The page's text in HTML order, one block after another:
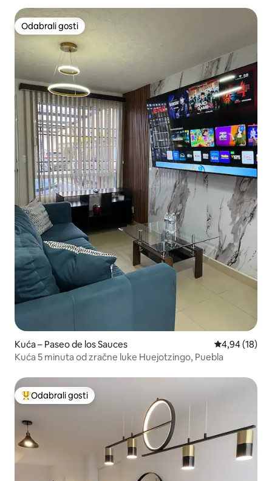
Odabrali gosti
Odabrali gosti
Kuća – Paseo de los Sauces Prosječna
4,94 (18)
Kuća 5 minuta od zračne luke Huejotzingo, Puebla
Među najviše rangiranima s oznakom „Odabrali gosti”
Odabrali gosti